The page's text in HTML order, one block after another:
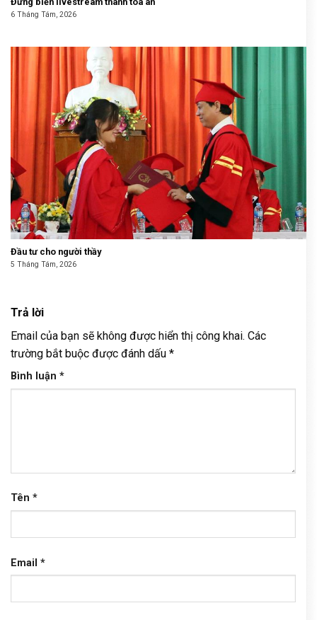
6 Tháng Tám, 2026
Đầu tư cho người thầy
5 Tháng Tám, 2026
Trả lời
Email của bạn sẽ không được hiển thị công khai. Các
trường bắt buộc được đánh dấu *
Bình luận *
Tên *
Email *